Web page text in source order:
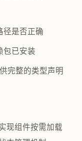
径是否正确
包已安装
完整的类型声明
现组件按需加载